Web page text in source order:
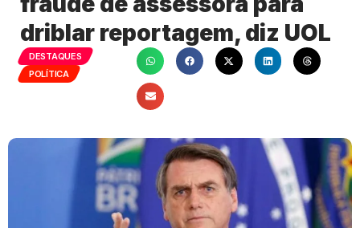
driblar reportagem, diz UOL
DESTAQUES
POLÍTICA